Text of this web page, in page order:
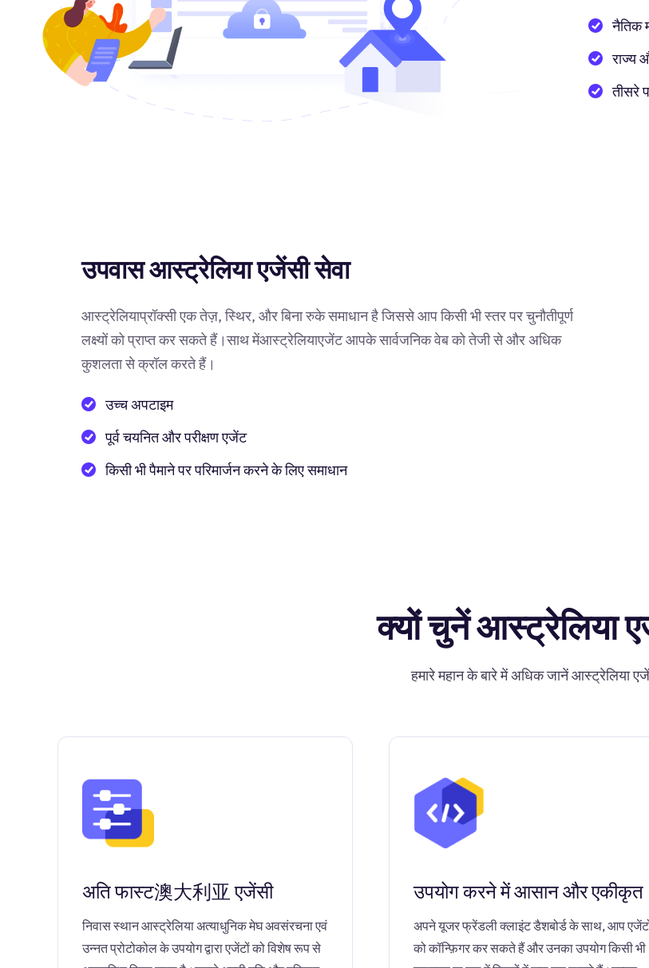
नैतिक
राज्य
तीसरे
उपवास आस्ट्रेलिया एजेंसी सेवा
आस्ट्रेलियाप्रॉक्सी एक तेज़, स्थिर, और बिना रुके समाधान है जिससे आप किसी भी स्तर पर चुनौतीपूर्ण
लक्ष्यों को प्राप्त कर सकते हैं।साथ मेंआस्ट्रेलियाएजेंट आपके सार्वजनिक वेब को तेजी से और अधिक
कुशलता से क्रॉल करते हैं।
उच्च अपटाइम
पूर्व चयनित और परीक्षण एजेंट
किसी भी पैमाने पर परिमार्जन करने के लिए समाधान
क्यों चुनें आस्ट्रेलिया
हमारे महान के बारे में अधिक जानें आस्ट्रेलिया
अति फास्ट澳大利亚 एजेंसी
निवास स्थान आस्ट्रेलिया अत्याधुनिक मेघ अवसंरचना एवं
उन्नत प्रोटोकोल के उपयोग द्वारा एजेंटों को विशेष रूप से
उपयोग करने में आसान और एकीकृत
अपने यूजर फ्रेंडली क्लाइंट डैशबोर्ड के साथ, आप
को कॉन्फ़िगर कर सकते हैं और उनका उपयोग किसी भी